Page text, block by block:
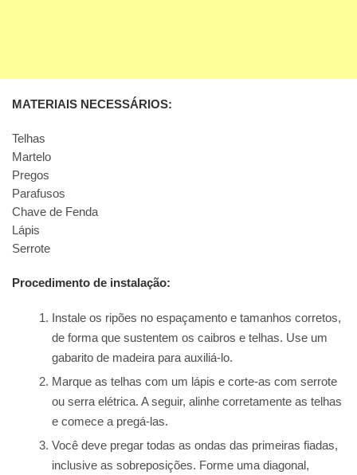
MATERIAIS NECESSÁRIOS:
Telhas
Martelo
Pregos
Parafusos
Chave de Fenda
Lápis
Serrote
Procedimento de instalação:
Instale os ripões no espaçamento e tamanhos corretos,
de forma que sustentem os caibros e telhas. Use um
gabarito de madeira para auxiliá-lo.
Marque as telhas com um lápis e corte-as com serrote
ou serra elétrica. A seguir, alinhe corretamente as telhas
e comece a pregá-las.
Você deve pregar todas as ondas das primeiras fiadas,
inclusive as sobreposições. Forme uma diagonal,